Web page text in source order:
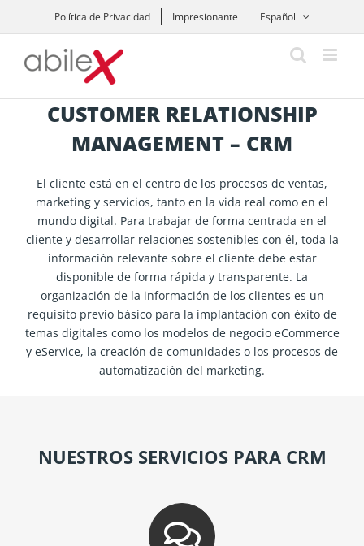
Política de Privacidad Impresionante Español
CUSTOMER RELATIONSHIP
MANAGEMENT – CRM
El cliente está en el centro de los procesos de ventas,
marketing y servicios, tanto en la vida real como en el
mundo digital. Para trabajar de forma centrada en el
cliente y desarrollar relaciones sostenibles con él, toda la
información relevante sobre el cliente debe estar
disponible de forma rápida y transparente. La
organización de la información de los clientes es un
requisito previo básico para la implantación con éxito de
temas digitales como los modelos de negocio eCommerce
y eService, la creación de comunidades o los procesos de
automatización del marketing.
NUESTROS SERVICIOS PARA CRM